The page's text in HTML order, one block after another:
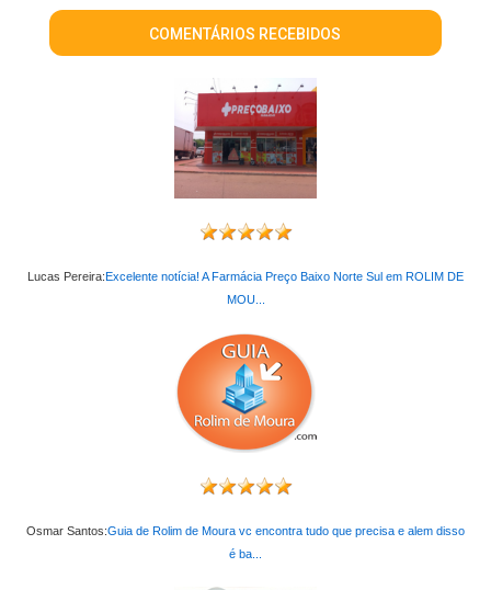
COMENTÁRIOS RECEBIDOS
Lucas Pereira:Excelente notícia! A Farmácia Preço Baixo Norte Sul em ROLIM DE
MOU...
Osmar Santos:Guia de Rolim de Moura vc encontra tudo que precisa e alem disso
é ba...